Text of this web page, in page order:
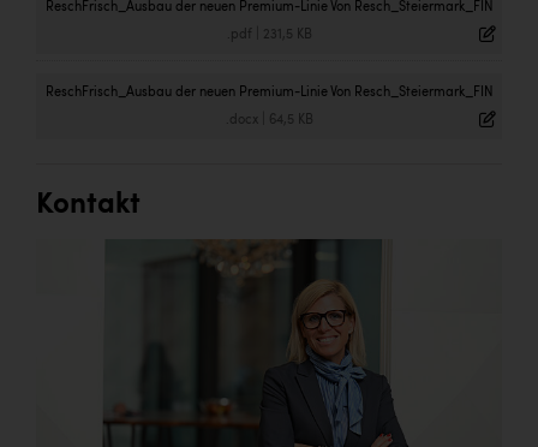
ReschFrisch_Ausbau der neuen Premium-Linie Von Resch_Steiermark_FIN
.pdf 231,5 KB
ReschFrisch_Ausbau der neuen Premium-Linie Von Resch_Steiermark_FIN
.docx| 64,5 KB
Kontakt